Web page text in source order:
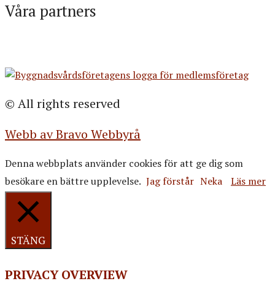
Våra partners
© All rights reserved
Webb av Bravo Webbyrå
Denna webbplats använder cookies för att ge dig som
besökare en bättre upplevelse. Jag förstår Neka Läs mer
STÄNG
PRIVACY OVERVIEW